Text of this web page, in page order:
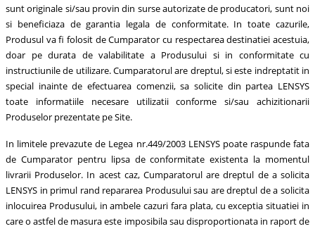
sunt originale si/sau provin din surse autorizate de producatori, sunt noi
si beneficiaza de garantia legala de conformitate. In toate cazurile,
Produsul va fi folosit de Cumparator cu respectarea destinatiei acestuia,
doar pe durata de valabilitate a Produsului si in conformitate cu
instructiunile de utilizare. Cumparatorul are dreptul, si este indreptatit in
special inainte de efectuarea comenzii, sa solicite din partea LENSYS
toate informatiile necesare utilizatii conforme si/sau achizitionarii
Produselor prezentate pe Site.
In limitele prevazute de Legea nr.449/2003 LENSYS poate raspunde fata
de Cumparator pentru lipsa de conformitate existenta la momentul
livrarii Produselor. In acest caz, Cumparatorul are dreptul de a solicita
LENSYS in primul rand repararea Produsului sau are dreptul de a solicita
inlocuirea Produsului, in ambele cazuri fara plata, cu exceptia situatiei in
care o astfel de masura este imposibila sau disproportionata in raport de